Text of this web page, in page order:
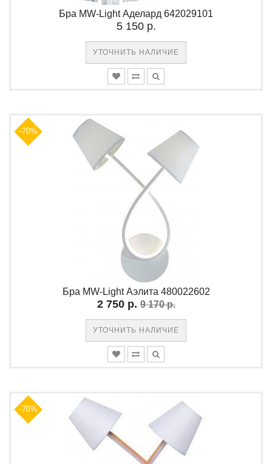
Бра MW-Light Аделард 642029101
5 150 р.
УТОЧНИТЬ НАЛИЧИЕ
-70%
Бра MW-Light Аэлита 480022602
2 750 р. 9 170 р.
УТОЧНИТЬ НАЛИЧИЕ
-70%